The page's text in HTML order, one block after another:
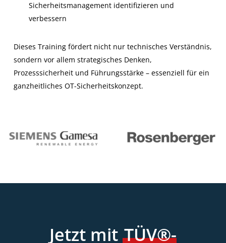
Sicherheitsmanagement identifizieren und
verbessern
Dieses Training fördert nicht nur technisches Verständnis,
sondern vor allem strategisches Denken,
Prozesssicherheit und Führungsstärke – essenziell für ein
ganzheitliches OT-Sicherheitskonzept.
Jetzt mit TÜV®-